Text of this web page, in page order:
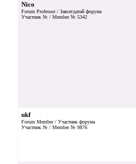
Nico
Forum Professor / Завсегдатай форума
Участник № / Member № 5342
ukf
Forum Member / Участник форума
Участник № / Member № 9876